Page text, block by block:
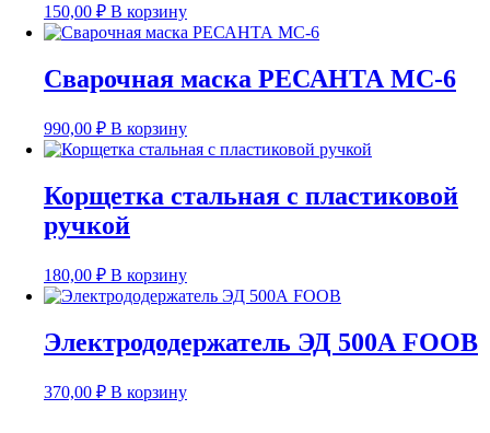
150,00 ₽ В корзину
Сварочная маска РЕСАНТА МС-6
990,00 ₽ В корзину
Корщетка стальная с пластиковой
ручкой
180,00 ₽ В корзину
Электрододержатель ЭД 500А FOOB
370,00 ₽ В корзину